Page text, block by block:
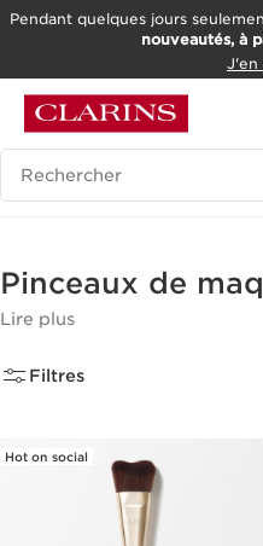
ALLER AU CONTENU
OUTIL D'ACCESSIBILITÉ
Pendant quelques jours
nouveautés, à
J'en
Historique des recherches
Pinceaux de
Lire plus
Filtres
Hot on social